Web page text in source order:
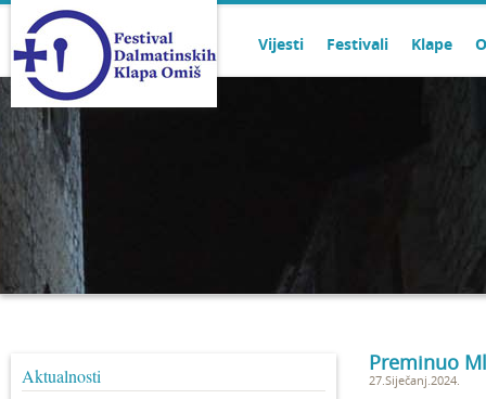
Vijesti Festivali Klape
Aktualnosti
Preminuo
27.Siječanj.2024.